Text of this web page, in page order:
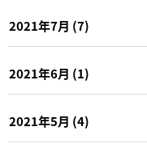
2021年7月 (7)
2021年6月 (1)
2021年5月 (4)